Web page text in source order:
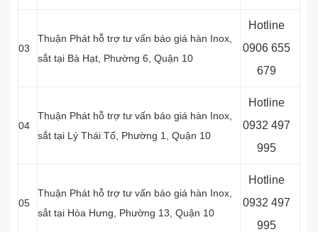
03
Thuận Phát hỗ trợ tư vấn báo giá hàn Inox,
sắt tại Bà Hạt, Phường 6, Quận 10
Hotline
0906 655
679
04
Thuận Phát hỗ trợ tư vấn báo giá hàn Inox,
sắt tại Lý Thái Tổ, Phường 1, Quận 10
Hotline
0932 497
995
05
Thuận Phát hỗ trợ tư vấn báo giá hàn Inox,
sắt tại Hòa Hưng, Phường 13, Quận 10
Hotline
0932 497
995